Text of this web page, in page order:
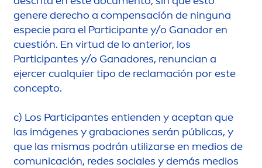
genere derecho a compensación de ninguna
especie para el Participante y/o Ganador en
cuestión. En virtud de lo anterior, los
Participantes y/o Ganadores, renuncian a
ejercer cualquier tipo de reclamación por este
concepto.
c) Los Participantes entienden y aceptan que
las imágenes y grabaciones serán públicas, y
que las mismas podrán utilizarse en medios de
comunicación, redes sociales y demás medios